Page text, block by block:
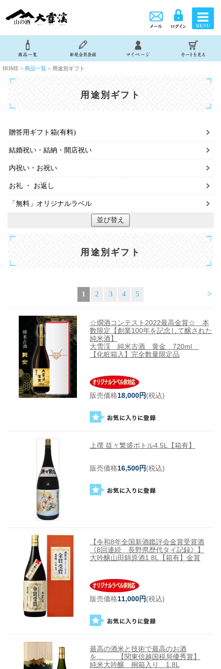
HOME > 商品一覧 > 用途別ギフト
用途別ギフト
贈答用ギフト箱(有料)
結婚祝い・結納・開店祝い
内祝い・お祝い
お礼 ・ お返し
「無料」オリジナルラベル
並び替え
用途別ギフト
>
1 2 3 4 5
☆燗酒コンテスト2022最高金賞☆ 本
数限定【創業100年を記念して醸された
純米酒】
大雪渓 純米古酒 黄金 720ml
【化粧箱入】完全数量限定品
販売価格18,000円(税込)
上撰 益々繁盛ボトル4.5L【箱有】
販売価格16,500円(税込)
【令和8年全国新酒鑑評会金賞受賞酒
《8回連続 長野県歴代タイ記録》】
大吟醸山田錦原酒1.8L【箱有】金賞
販売価格11,000円(税込)
最高の酒米と技術で最高のお酒
を… 【関東信越国税局優秀賞】
純米大吟醸 桐箱入り 1.8L